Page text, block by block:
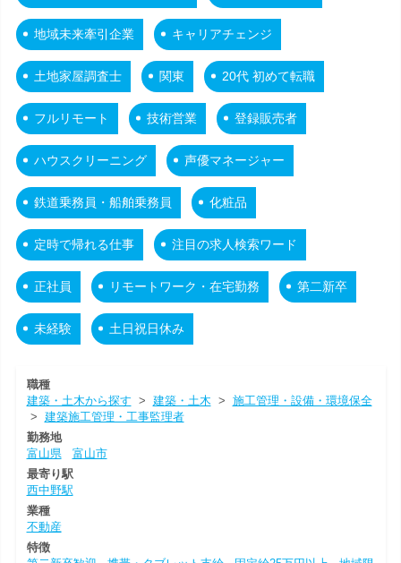
地域未来牽引企業 キャリアチェンジ
土地家屋調査士 関東 20代 初めて転職
フルリモート 技術営業 登録販売者
ハウスクリーニング 声優マネージャー
鉄道乗務員・船舶乗務員 化粧品
定時で帰れる仕事 注目の求人検索ワード
正社員 リモートワーク・在宅勤務 第二新卒
未経験 土日祝日休み
職種
建築・土木から探す > 建築・土木 > 施工管理・設備・環境保全
> 建築施工管理・工事監理者
勤務地
富山県
富山市
最寄り駅
西中野駅
業種
不動産
特徴